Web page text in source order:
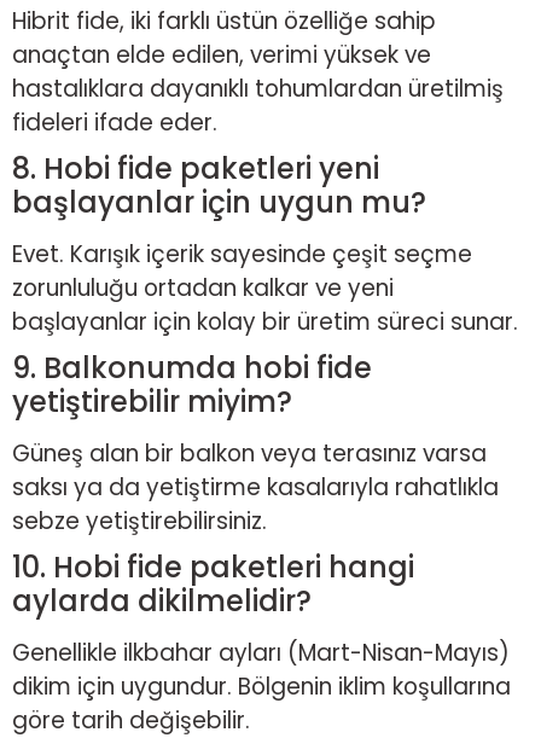
Hibrit fide, iki farklı üstün özelliğe sahip
anaçtan elde edilen, verimi yüksek ve
hastalıklara dayanıklı tohumlardan üretilmiş
fideleri ifade eder.
8. Hobi fide paketleri yeni
başlayanlar için uygun mu?
Evet. Karışık içerik sayesinde çeşit seçme
zorunluluğu ortadan kalkar ve yeni
başlayanlar için kolay bir üretim süreci sunar.
9. Balkonumda hobi fide
yetiştirebilir miyim?
Güneş alan bir balkon veya terasınız varsa
saksı ya da yetiştirme kasalarıyla rahatlıkla
sebze yetiştirebilirsiniz.
10. Hobi fide paketleri hangi
aylarda dikilmelidir?
Genellikle ilkbahar ayları (Mart-Nisan-Mayıs)
dikim için uygundur. Bölgenin iklim koşullarına
göre tarih değişebilir.